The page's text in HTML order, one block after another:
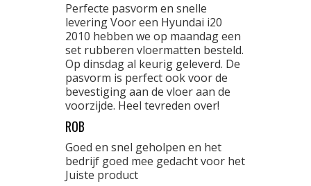
Perfecte pasvorm en snelle
levering Voor een Hyundai i20
2010 hebben we op maandag een
set rubberen vloermatten besteld.
Op dinsdag al keurig geleverd. De
pasvorm is perfect ook voor de
bevestiging aan de vloer aan de
voorzijde. Heel tevreden over!
ROB
Goed en snel geholpen en het
bedrijf goed mee gedacht voor het
Juiste product